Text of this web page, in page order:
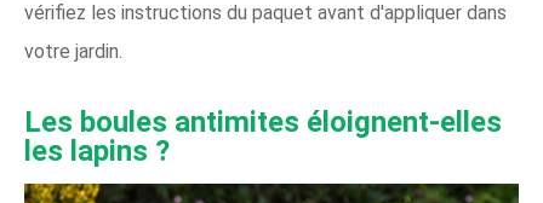
vérifiez les instructions du paquet avant d'appliquer dans
votre jardin.
Les boules antimites éloignent-elles
les lapins ?